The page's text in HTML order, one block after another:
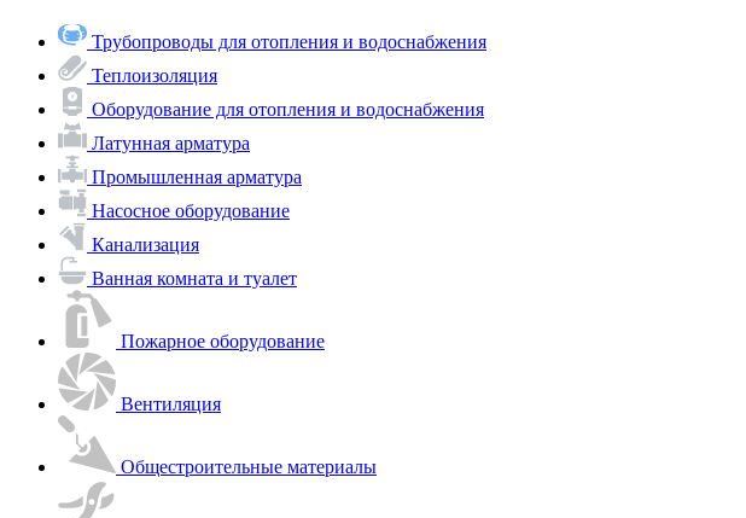
Трубопроводы для отопления и водоснабжения
Теплоизоляция
Оборудование для отопления и водоснабжения
Латунная арматура
Промышленная арматура
Насосное оборудование
Канализация
Ванная комната и туалет
Пожарное оборудование
Вентиляция
Общестроительные материалы